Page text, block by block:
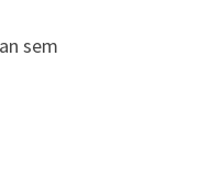
sem